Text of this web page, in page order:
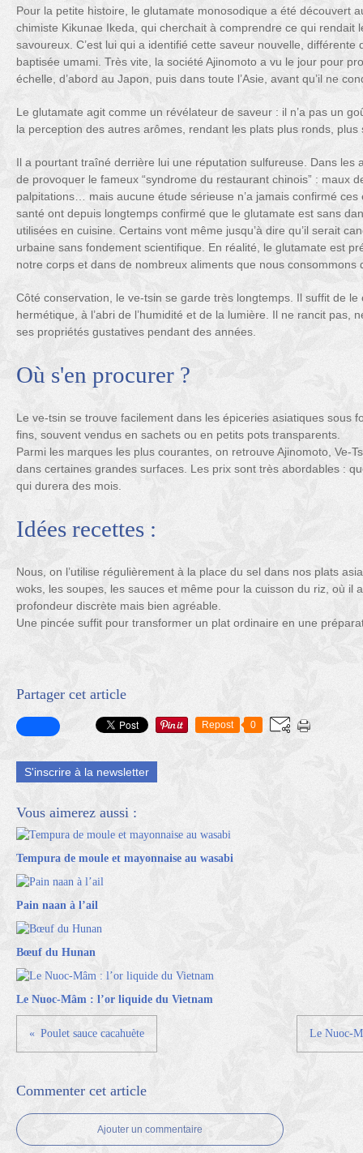
Pour la petite histoire, le glutamate monosodique a été découvert
chimiste Kikunae Ikeda, qui cherchait à comprendre ce qui rendait
savoureux. C’est lui qui a identifié cette saveur nouvelle, différente
baptisée umami. Très vite, la société Ajinomoto a vu le jour pour
échelle, d’abord au Japon, puis dans toute l’Asie, avant qu’il ne
Le glutamate agit comme un révélateur de saveur : il n’a pas un
la perception des autres arômes, rendant les plats plus ronds,
Il a pourtant traîné derrière lui une réputation sulfureuse. Dans les
de provoquer le fameux “syndrome du restaurant chinois” : maux
palpitations… mais aucune étude sérieuse n’a jamais confirmé
santé ont depuis longtemps confirmé que le glutamate est sans
utilisées en cuisine. Certains vont même jusqu’à dire qu’il serait
urbaine sans fondement scientifique. En réalité, le glutamate est
notre corps et dans de nombreux aliments que nous consommons
Côté conservation, le ve-tsin se garde très longtemps. Il suffit de
hermétique, à l’abri de l’humidité et de la lumière. Il ne rancit pas,
ses propriétés gustatives pendant des années.
Où s'en procurer ?
Le ve-tsin se trouve facilement dans les épiceries asiatiques sous
fins, souvent vendus en sachets ou en petits pots transparents.
Parmi les marques les plus courantes, on retrouve Ajinomoto, Ve-
dans certaines grandes surfaces. Les prix sont très abordables :
qui durera des mois.
Idées recettes :
Nous, on l’utilise régulièrement à la place du sel dans nos plats
woks, les soupes, les sauces et même pour la cuisson du riz, où il
profondeur discrète mais bien agréable.
Une pincée suffit pour transformer un plat ordinaire en une
Partager cet article
Repost 0
S'inscrire à la newsletter
Vous aimerez aussi :
Tempura de moule et mayonnaise au wasabi
Pain naan à l’ail
Bœuf du Hunan
Le Nuoc-Mâm : l’or liquide du Vietnam
Poulet sauce cacahuète Le Nuoc-
Commenter cet article
Ajouter un commentaire